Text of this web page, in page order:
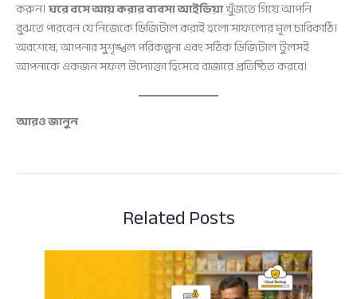
করুন।ঘরে বসে আয় করার ব্যবসা আইডিয়াখুঁজতে গিয়ে আপনি
বুঝতে পারবেন যে নিজেকে ডিজিটাল করাই হলো সাফল্যের মূল চাবিকাঠি।
অবশেষে, আপনার সুশৃঙ্খল পরিকল্পনা এবং সঠিক ডিজিটাল টুলসই
আপনাকে একজন সফল উদ্যোক্তা হিসেবে বাজারে প্রতিষ্ঠিত করবে।
আরও জানুন
Related Posts